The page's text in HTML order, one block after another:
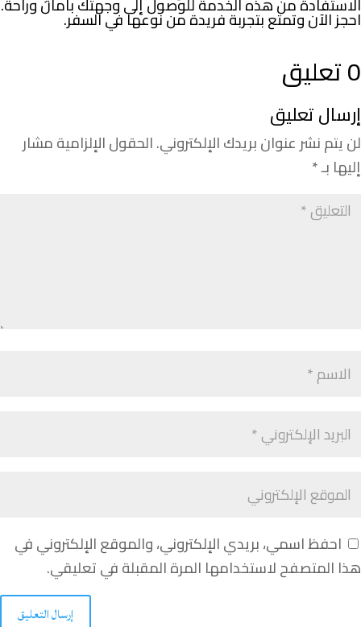
احجز الآن وتمتع بتجربة فريدة من نوعها في السفر.
0 تعليق
إرسال تعليق
لن يتم نشر عنوان بريدك الإلكتروني.الحقول الإلزامية مشار
إليها بـ*
احفظ اسمي، بريدي الإلكتروني، والموقع الإلكتروني في
هذا المتصفح لاستخدامها المرة المقبلة في تعليقي.
إرسال التعليق